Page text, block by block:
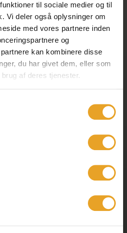
til sociale medier og til
Vi deler også oplysninger om
med vores partnere inden
og
kan kombinere disse
du har givet dem, eller som
af deres tjenester.